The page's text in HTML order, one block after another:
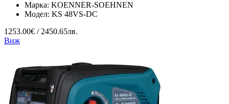
Марка: KOENNER-SOEHNEN
Модел: KS 48VS-DC
1253.00€ / 2450.65лв.
Виж